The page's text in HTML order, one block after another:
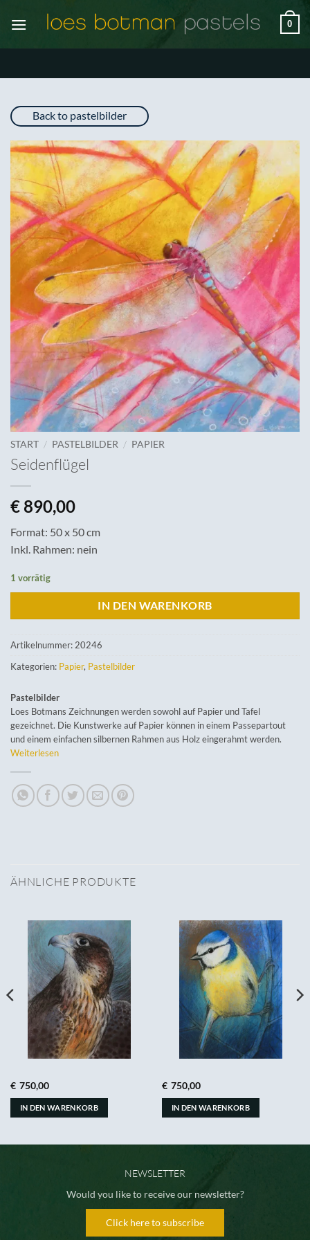
Inhalt
0
Back to pastelbilder
START / PASTELBILDER / PAPIER
Seidenflügel
€ 890,00
Format: 50 x 50 cm
Inkl. Rahmen: nein
1 vorrätig
IN DEN WARENKORB
Artikelnummer: 20246
Kategorien: Papier, Pastelbilder
Pastelbilder
Loes Botmans Zeichnungen werden sowohl auf Papier und Tafel
gezeichnet. Die Kunstwerke auf Papier können in einem Passepartout
und einem einfachen silbernen Rahmen aus Holz eingerahmt werden.
Weiterlesen
ÄHNLICHE PRODUKTE
€ 750,00
IN DEN WARENKORB
€ 750,00
IN DEN WARENKORB
NEWSLETTER
Would you like to receive our newsletter?
Click here to subscribe